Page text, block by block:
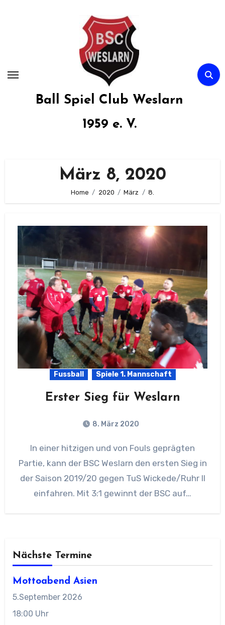
Ball Spiel Club Weslarn
1959 e. V.
März 8, 2020
Home 2020 März 8.
Fussball Spiele 1. Mannschaft
Erster Sieg für Weslarn
8. März 2020
In einer hitzigen und von Fouls geprägten
Partie, kann der BSC Weslarn den ersten Sieg in
der Saison 2019/20 gegen TuS Wickede/Ruhr II
einfahren. Mit 3:1 gewinnt der BSC auf…
Nächste Termine
Mottoabend Asien
5.September 2026
18:00 Uhr